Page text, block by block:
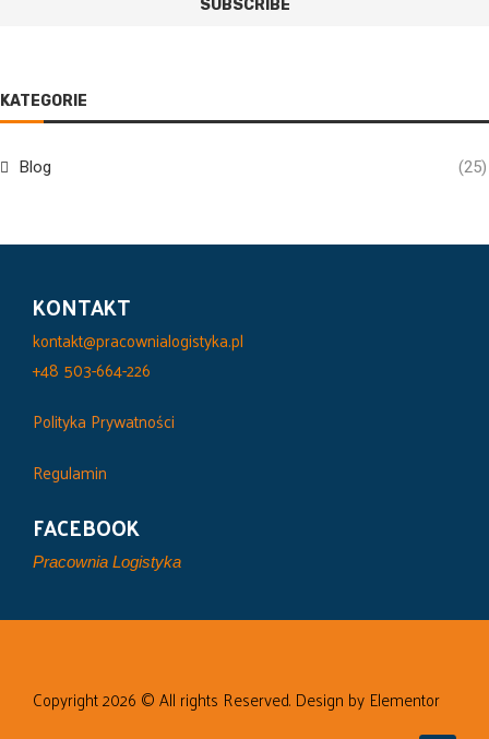
KATEGORIE
Blog (25)
KONTAKT
kontakt@pracownialogistyka.pl
+48 503-664-226
Polityka Prywatności
Regulamin
FACEBOOK
Pracownia Logistyka
Copyright 2026 © All rights Reserved. Design by Elementor